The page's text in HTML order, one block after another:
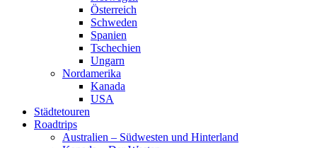
Österreich
Schweden
Spanien
Tschechien
Ungarn
Nordamerika
Kanada
USA
Städtetouren
Roadtrips
Australien – Südwesten und Hinterland